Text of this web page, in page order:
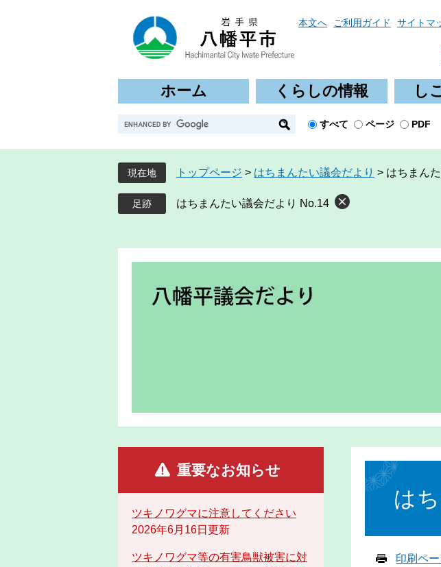
本文へ ご利用ガイド サイトマ
ホーム くらしの情報 し
G
o
g
l
e
カ
すべて ページ PDF
現在地 トップページ > はちまんたい議会だより > はちまん
はちまんたい議会だより No.14
文
は
印刷ペ
重要なお知らせ
ツキノワグマに注意してください
2026年6月16日更新
ツキノワグマ等の有害鳥獣被害に対